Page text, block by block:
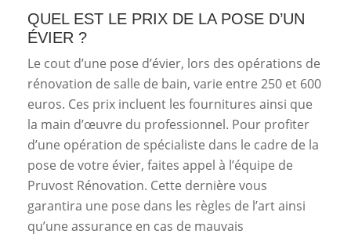
QUEL EST LE PRIX DE LA POSE D’UN
ÉVIER ?
Le cout d’une pose d’évier, lors des opérations de
rénovation de salle de bain, varie entre 250 et 600
euros. Ces prix incluent les fournitures ainsi que
la main d’œuvre du professionnel. Pour profiter
d’une opération de spécialiste dans le cadre de la
pose de votre évier, faites appel à l’équipe de
Pruvost Rénovation. Cette dernière vous
garantira une pose dans les règles de l’art ainsi
qu’une assurance en cas de mauvais